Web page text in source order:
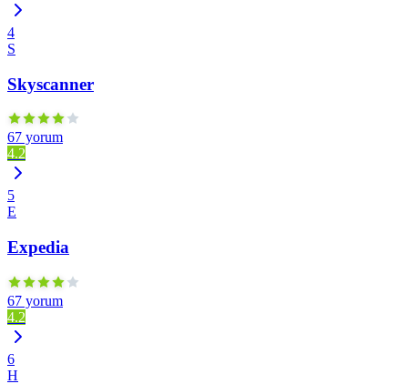
4
S
Skyscanner
67 yorum
4.2
5
E
Expedia
67 yorum
4.2
6
H